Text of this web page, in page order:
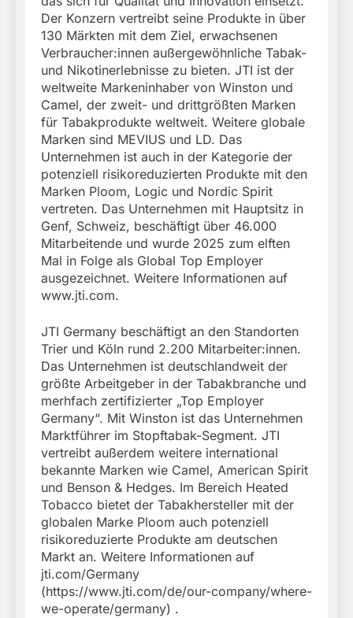
Der Konzern vertreibt seine Produkte in über
130 Märkten mit dem Ziel, erwachsenen
Verbraucher:innen außergewöhnliche Tabak-
und Nikotinerlebnisse zu bieten. JTI ist der
weltweite Markeninhaber von Winston und
Camel, der zweit- und drittgrößten Marken
für Tabakprodukte weltweit. Weitere globale
Marken sind MEVIUS und LD. Das
Unternehmen ist auch in der Kategorie der
potenziell risikoreduzierten Produkte mit den
Marken Ploom, Logic und Nordic Spirit
vertreten. Das Unternehmen mit Hauptsitz in
Genf, Schweiz, beschäftigt über 46.000
Mitarbeitende und wurde 2025 zum elften
Mal in Folge als Global Top Employer
ausgezeichnet. Weitere Informationen auf
www.jti.com.
JTI Germany beschäftigt an den Standorten
Trier und Köln rund 2.200 Mitarbeiter:innen.
Das Unternehmen ist deutschlandweit der
größte Arbeitgeber in der Tabakbranche und
merhfach zertifizierter „Top Employer
Germany“. Mit Winston ist das Unternehmen
Marktführer im Stopftabak-Segment. JTI
vertreibt außerdem weitere international
bekannte Marken wie Camel, American Spirit
und Benson & Hedges. Im Bereich Heated
Tobacco bietet der Tabakhersteller mit der
globalen Marke Ploom auch potenziell
risikoreduzierte Produkte am deutschen
Markt an. Weitere Informationen auf
jti.com/Germany
(https://www.jti.com/de/our-company/where-
we-operate/germany) .